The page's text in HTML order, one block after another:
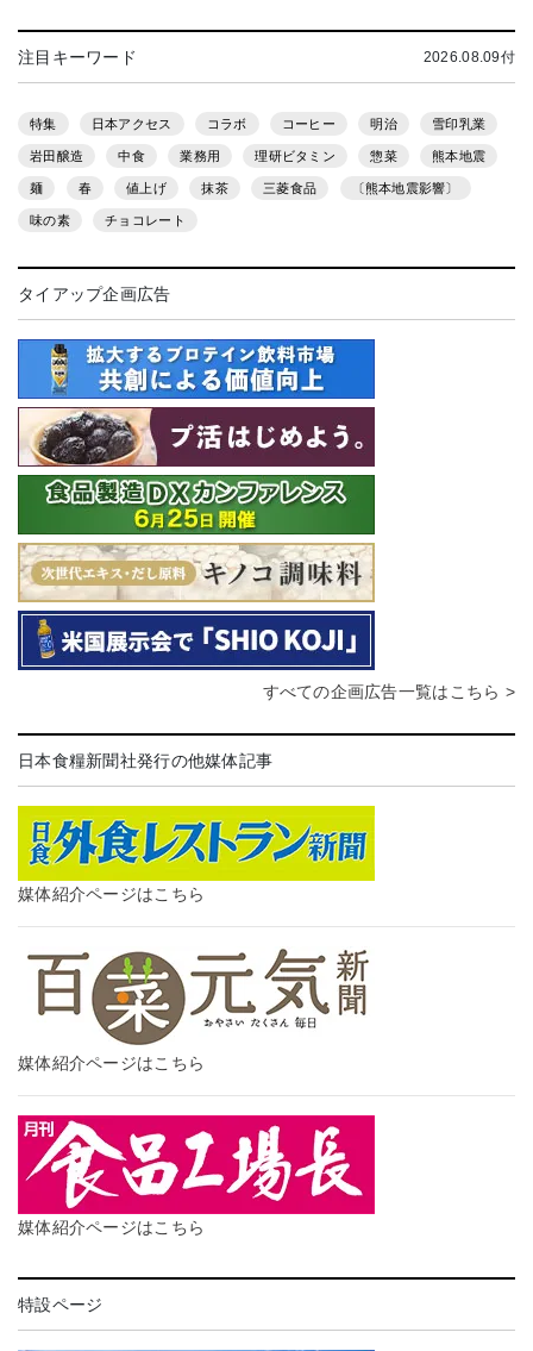
注目キーワード 2026.08.09付
特集 日本アクセス コラボ コーヒー 明治 雪印乳業
岩田醸造 中食 業務用 理研ビタミン 惣菜 熊本地震
麺 春 値上げ 抹茶 三菱食品 〔熊本地震影響〕
味の素 チョコレート
タイアップ企画広告
すべての企画広告一覧はこちら >
日本食糧新聞社発行の他媒体記事
媒体紹介ページはこちら
媒体紹介ページはこちら
媒体紹介ページはこちら
特設ページ